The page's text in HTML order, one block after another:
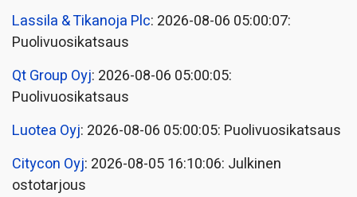
Lassila & Tikanoja Plc: 2026-08-06 05:00:07:
Puolivuosikatsaus
Qt Group Oyj: 2026-08-06 05:00:05:
Puolivuosikatsaus
Luotea Oyj: 2026-08-06 05:00:05: Puolivuosikatsaus
Citycon Oyj: 2026-08-05 16:10:06: Julkinen
ostotarjous